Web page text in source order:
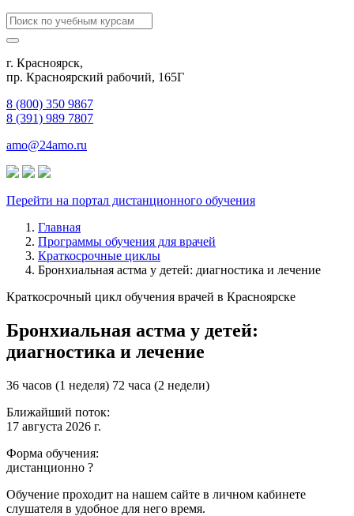
г. Красноярск,
пр. Красноярский рабочий, 165Г
8 (800) 350 9867
8 (391) 989 7807
amo@24amo.ru
Перейти на портал дистанционного обучения
Главная
Программы обучения для врачей
Краткосрочные циклы
Бронхиальная астма у детей: диагностика и лечение
Краткосрочный цикл обучения врачей в Красноярске
Бронхиальная астма у детей:
диагностика и лечение
36 часов (1 неделя) 72 часа (2 недели)
Ближайший поток:
17 августа 2026 г.
Форма обучения:
дистанционно ?
Обучение проходит на нашем сайте в личном кабинете
слушателя в удобное для него время.